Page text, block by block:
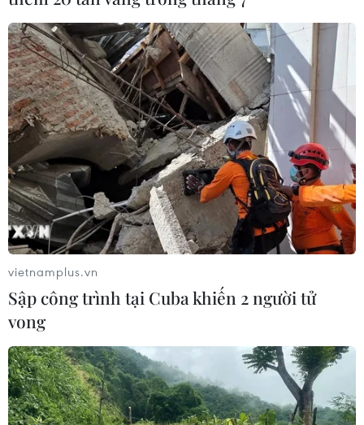
nhiều nước tăng nhập khẩu gạo thay thế lúa mỳ cũng là
cơ hội lớn cho gạo Việt Nam.
Hiệp định EVFTA mở rộng xuất khẩu hàng
Việt vào thị trường Đan Mạch
31/07/2022 07:41
Đan Mạch không những là quốc gia duy nhất ở Bắc Âu
vietnamplus.vn
Sập công trình tại Cuba khiến 2 người tử
vong